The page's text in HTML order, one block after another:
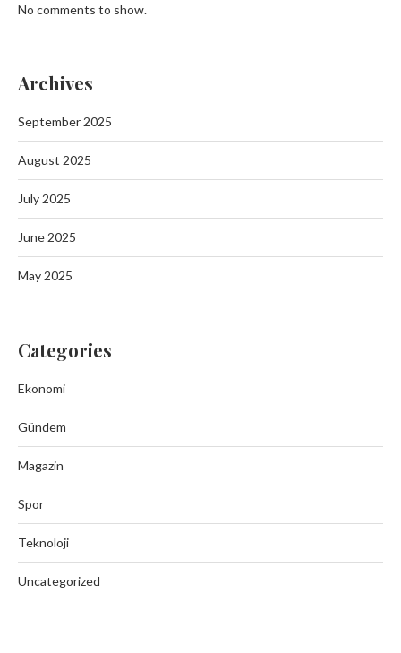
No comments to show.
Archives
September 2025
August 2025
July 2025
June 2025
May 2025
Categories
Ekonomi
Gündem
Magazin
Spor
Teknoloji
Uncategorized